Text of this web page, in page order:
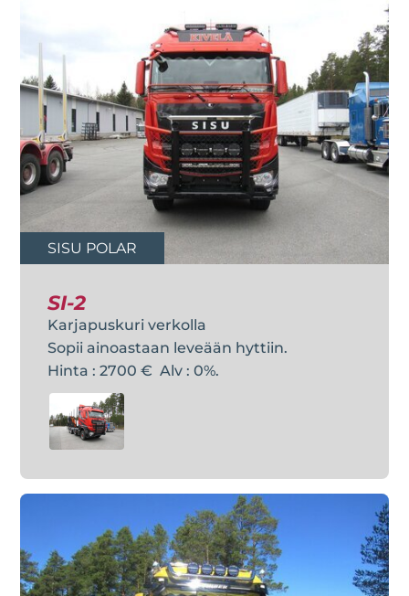
SISU POLAR
SI-2
Karjapuskuri verkolla
Sopii ainoastaan leveään hyttiin.
Hinta : 2700 € Alv : 0%.